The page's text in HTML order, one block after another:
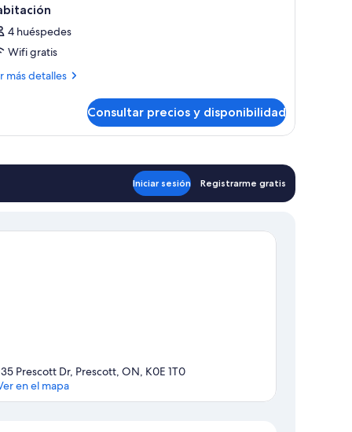
4 huéspedes
Wifi gratis
más detalles
Consultar precios y disponibilidad
Iniciar sesión Registrarme gratis
Prescott Dr, Prescott, ON, K0E 1T0
en el mapa